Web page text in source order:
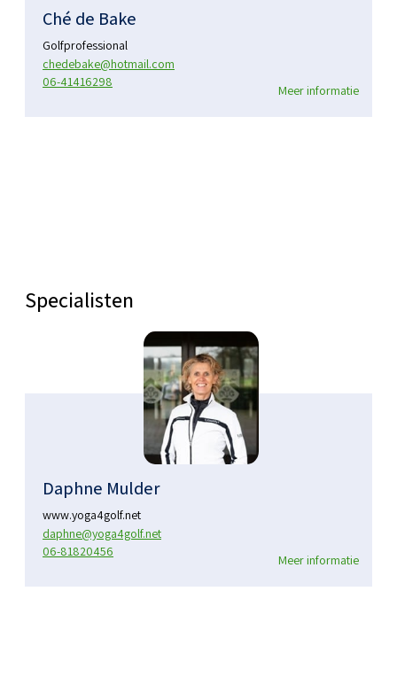
Ché de Bake
Golfprofessional
chedebake@hotmail.com
06-41416298
Meer informatie
Specialisten
Daphne Mulder
www.yoga4golf.net
daphne@yoga4golf.net
06-81820456
Meer informatie